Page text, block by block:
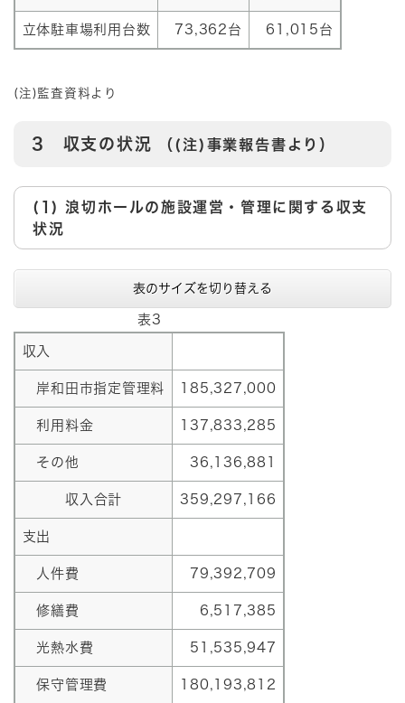
立体駐車場利用台数 73,362台 61,015台
(注)監査資料より
3 収支の状況 （(注)事業報告書より）
(1) 浪切ホールの施設運営・管理に関する収支
状況
表のサイズを切り替える
表3
収入
岸和田市指定管理料 185,327,000
利用料金 137,833,285
その他 36,136,881
収入合計 359,297,166
支出
人件費 79,392,709
修繕費 6,517,385
光熱水費 51,535,947
保守管理費 180,193,812